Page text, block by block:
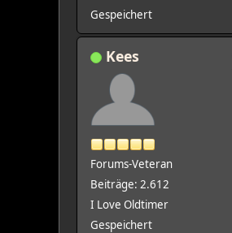
Gespeichert
Kees
Forums-Veteran
Beiträge: 2.612
I Love Oldtimer
Gespeichert